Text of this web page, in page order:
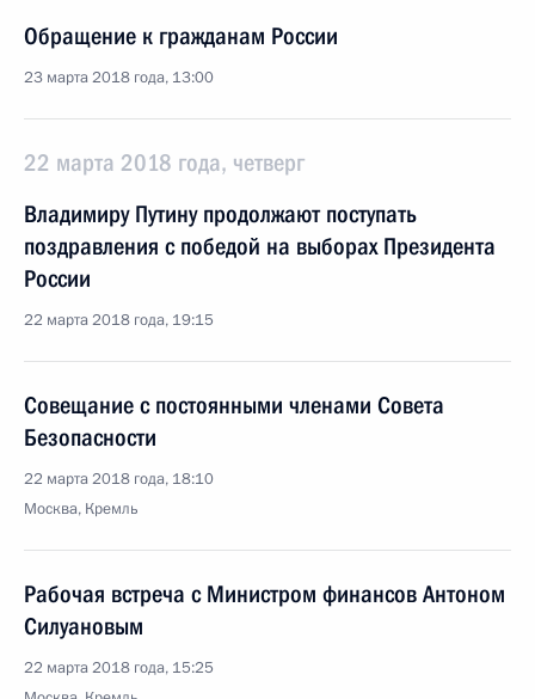
Обращение к гражданам России
23 марта 2018 года, 13:00
22 марта 2018 года, четверг
Владимиру Путину продолжают поступать
поздравления с победой на выборах Президента
России
22 марта 2018 года, 19:15
Совещание с постоянными членами Совета
Безопасности
22 марта 2018 года, 18:10
Москва, Кремль
Рабочая встреча с Министром финансов Антоном
Силуановым
22 марта 2018 года, 15:25